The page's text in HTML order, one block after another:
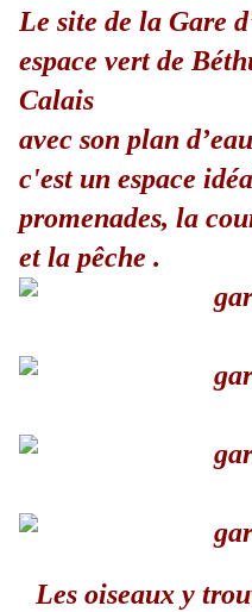
Le site de la Gare
espace vert de
Calais
avec son plan
c'est un espace
promenades, la
et la pêche .
Les oiseaux y